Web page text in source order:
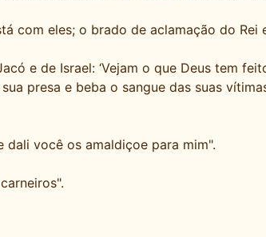
com eles; o brado de aclamação do Rei
e de Israel: ‘Vejam o que Deus tem
presa e beba o sangue das suas
dali você os amaldiçoe para mim".